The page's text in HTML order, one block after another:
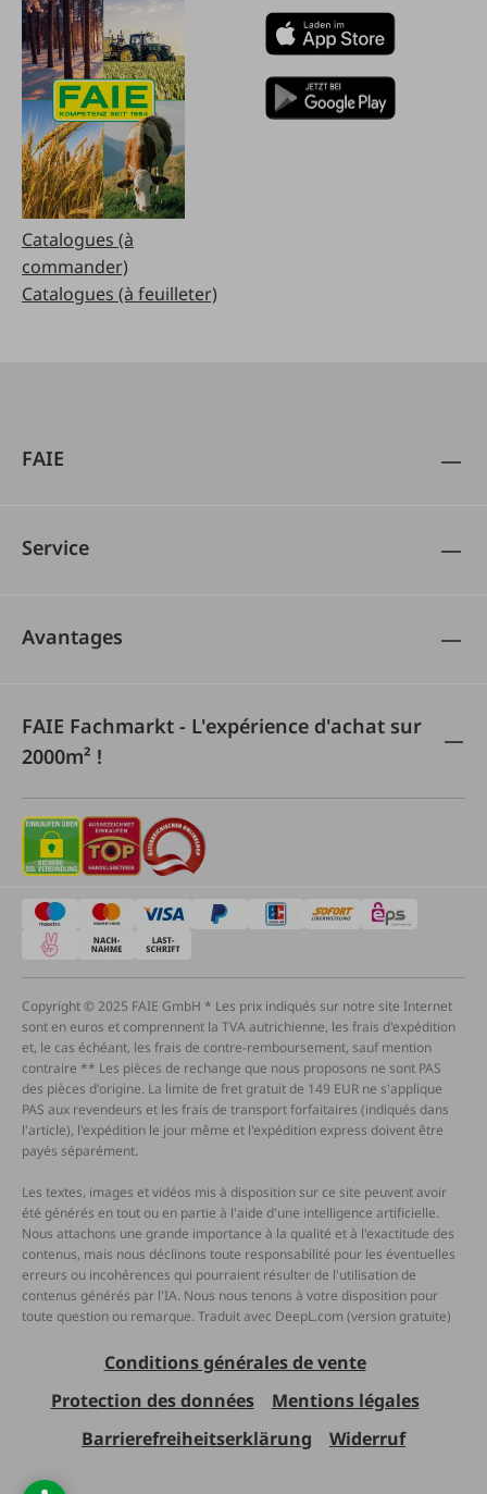
Catalogues (à
commander)
Catalogues (à feuilleter)
FAIE
Service
Avantages
FAIE Fachmarkt - L'expérience d'achat sur
2000m² !
Copyright © 2025 FAIE GmbH * Les prix indiqués sur notre site Internet
sont en euros et comprennent la TVA autrichienne, les frais d'expédition
et, le cas échéant, les frais de contre-remboursement, sauf mention
contraire ** Les pièces de rechange que nous proposons ne sont PAS
des pièces d'origine. La limite de fret gratuit de 149 EUR ne s'applique
PAS aux revendeurs et les frais de transport forfaitaires (indiqués dans
l'article), l'expédition le jour même et l'expédition express doivent être
payés séparément.
Les textes, images et vidéos mis à disposition sur ce site peuvent avoir
été générés en tout ou en partie à l'aide d'une intelligence artificielle.
Nous attachons une grande importance à la qualité et à l'exactitude des
contenus, mais nous déclinons toute responsabilité pour les éventuelles
erreurs ou incohérences qui pourraient résulter de l'utilisation de
contenus générés par l'IA. Nous nous tenons à votre disposition pour
toute question ou remarque. Traduit avec DeepL.com (version gratuite)
Conditions générales de vente
Protection des données
Mentions légales
Barrierefreiheitserklärung
Widerruf